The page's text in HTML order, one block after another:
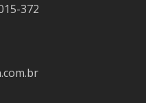
372